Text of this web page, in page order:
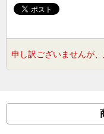
申し訳ございませんが、